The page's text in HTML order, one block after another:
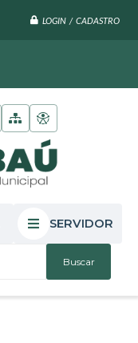
LOGIN / CADASTRO
SERVIDOR